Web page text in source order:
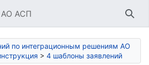
АО АСП
по интеграционным решениям АО
> 4 шаблоны заявлений